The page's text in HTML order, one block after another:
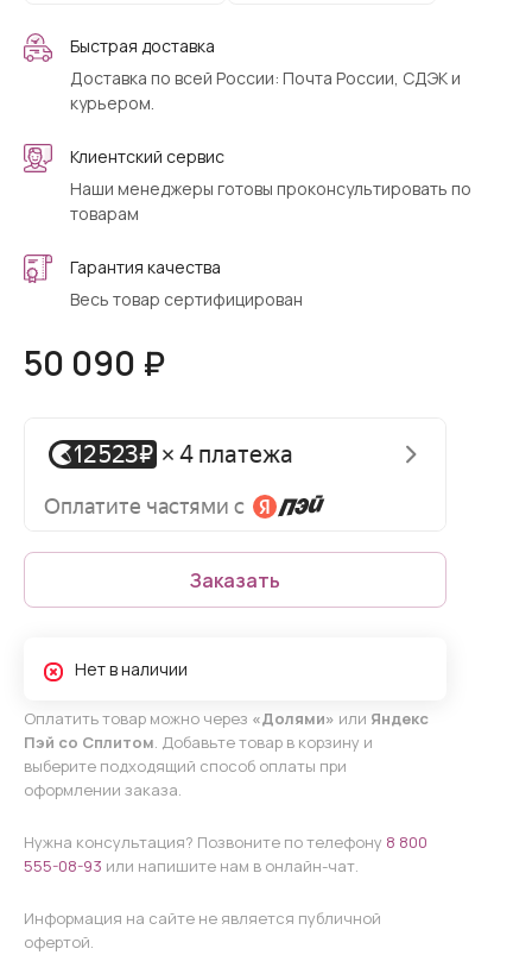
Быстрая доставка
Доставка по всей России: Почта России, СДЭК и
курьером.
Клиентский сервис
Наши менеджеры готовы проконсультировать по
товарам
Гарантия качества
Весь товар сертифицирован
50 090 ₽
Заказать
Нет в наличии
Оплатить товар можно через «Долями» или Яндекс
Пэй со Сплитом. Добавьте товар в корзину и
выберите подходящий способ оплаты при
оформлении заказа.
Нужна консультация? Позвоните по телефону 8 800
555-08-93 или напишите нам в онлайн-чат.
Информация на сайте не является публичной
офертой.